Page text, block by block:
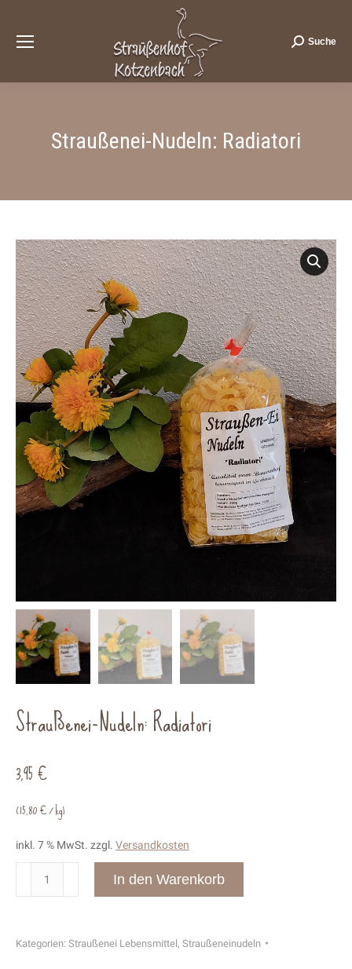
Search:
Suche
Straußenei-Nudeln: Radiatori
Straußenei-Nudeln: Radiatori
3,95€
(15,80€/kg)
inkl. 7 % MwSt. zzgl. Versandkosten
In den Warenkorb
Kategorien: Straußenei Lebensmittel, Straußeneinudeln